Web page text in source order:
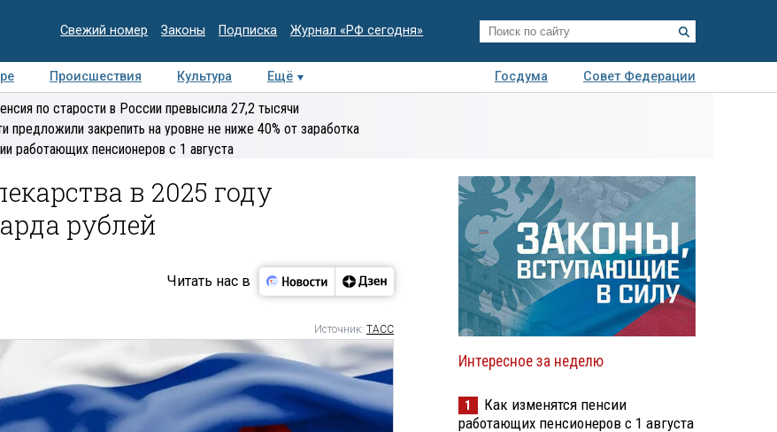
Свежий номер Законы Подписка Журнал «РФ сегодня»
Происшествия Культура Ещё Госдума
Совет Федерации
Медиацентр Интервью Колумнисты
экспертиза
по старости в России превысила 27,2 тысячи
предложили закрепить на уровне не ниже 40% от заработка
работающих пенсионеров с 1 августа
в 2025 году
рублей
Читать нас в
Источник: ТАСС
Интересное за неделю
1
Как изменятся пенсии
работающих пенсионеров с 1 августа